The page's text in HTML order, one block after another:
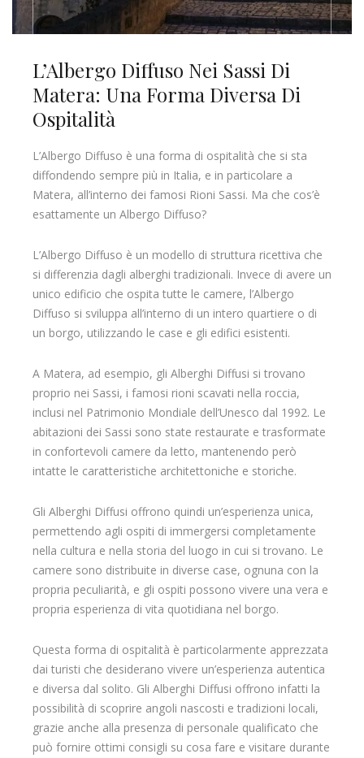
L’Albergo Diffuso Nei Sassi Di
Matera: Una Forma Diversa Di
Ospitalità
L’Albergo Diffuso è una forma di ospitalità che si sta
diffondendo sempre più in Italia, e in particolare a
Matera, all’interno dei famosi Rioni Sassi. Ma che cos’è
esattamente un Albergo Diffuso?
L’Albergo Diffuso è un modello di struttura ricettiva che
si differenzia dagli alberghi tradizionali. Invece di avere un
unico edificio che ospita tutte le camere, l’Albergo
Diffuso si sviluppa all’interno di un intero quartiere o di
un borgo, utilizzando le case e gli edifici esistenti.
A Matera, ad esempio, gli Alberghi Diffusi si trovano
proprio nei Sassi, i famosi rioni scavati nella roccia,
inclusi nel Patrimonio Mondiale dell’Unesco dal 1992. Le
abitazioni dei Sassi sono state restaurate e trasformate
in confortevoli camere da letto, mantenendo però
intatte le caratteristiche architettoniche e storiche.
Gli Alberghi Diffusi offrono quindi un’esperienza unica,
permettendo agli ospiti di immergersi completamente
nella cultura e nella storia del luogo in cui si trovano. Le
camere sono distribuite in diverse case, ognuna con la
propria peculiarità, e gli ospiti possono vivere una vera e
propria esperienza di vita quotidiana nel borgo.
Questa forma di ospitalità è particolarmente apprezzata
dai turisti che desiderano vivere un’esperienza autentica
e diversa dal solito. Gli Alberghi Diffusi offrono infatti la
possibilità di scoprire angoli nascosti e tradizioni locali,
grazie anche alla presenza di personale qualificato che
può fornire ottimi consigli su cosa fare e visitare durante